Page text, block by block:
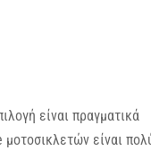
είναι πραγματικά
είναι